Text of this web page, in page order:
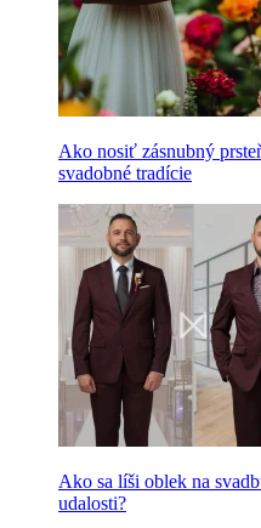
Ako nosiť zásnubný
svadobné tradície
Ako sa líši oblek na
udalosti?